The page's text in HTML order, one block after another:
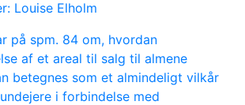
Louise Elholm
på spm. 84 om, hvordan
af et areal til salg til almene
betegnes som et almindeligt vilkår
i forbindelse med